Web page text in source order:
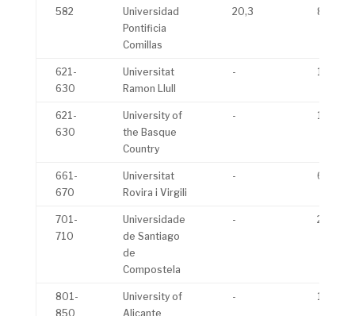
582
Universidad
Pontificia
Comillas
20,3 8,1
621-
630
Universitat
Ramon Llull
- 10,4
621-
630
University of
the Basque
Country
- 19,4
661-
670
Universitat
Rovira i Virgili
- 6,7
701-
710
Universidade
de Santiago
de
Compostela
- 23,5
801-
850
University of
Alicante
- 13,4